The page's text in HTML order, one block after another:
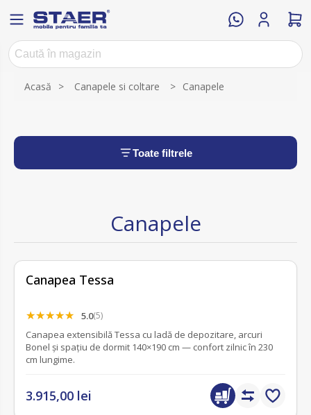
Acasă > Canapele si coltare > Canapele
Toate filtrele
Canapele
Canapea Tessa
5.0(5)
Canapea extensibilă Tessa cu ladă de depozitare, arcuri
Bonel și spațiu de dormit 140×190 cm — confort zilnic în 230
cm lungime.
3.915,00 lei